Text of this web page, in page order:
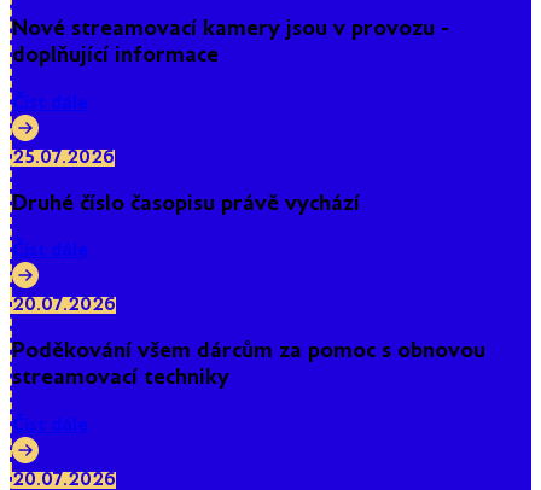
Nové streamovací kamery jsou v provozu -
doplňující informace
Číst dále
25.07.2026
Druhé číslo časopisu právě vychází
Číst dále
20.07.2026
Poděkování všem dárcům za pomoc s obnovou
streamovací techniky
Číst dále
20.07.2026